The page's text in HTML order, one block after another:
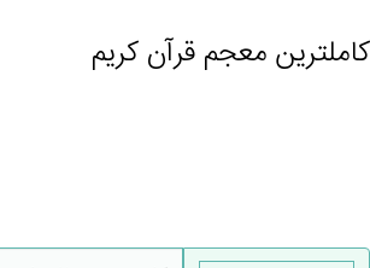
کاملترین معجم قرآن کریم